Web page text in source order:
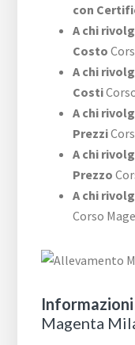
con
A chi
Costo
A chi
Costi
A chi
Prezzi
A chi
Prezzo
A chi
Corso
Informazioni
Magenta